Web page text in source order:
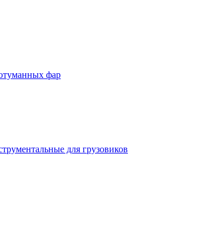
фар
для грузовиков